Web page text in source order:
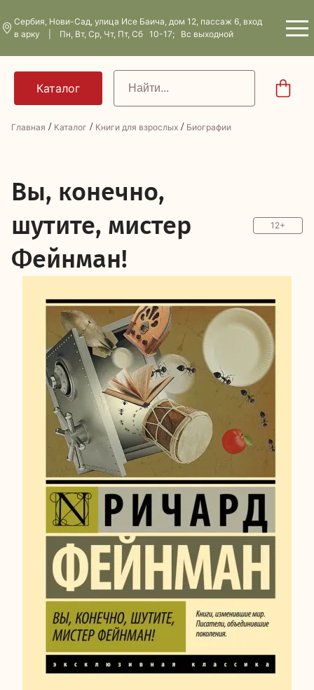
Сербия, Нови-Сад, улица Исе Баича, дом 12, пассаж 6, вход
в арку | Пн, Вт, Ср, Чт, Пт, Сб 10-17; Вс выходной
Главная / Каталог / Книги для взрослых / Биографии
Вы, конечно,
шутите, мистер
Фейнман!
12+